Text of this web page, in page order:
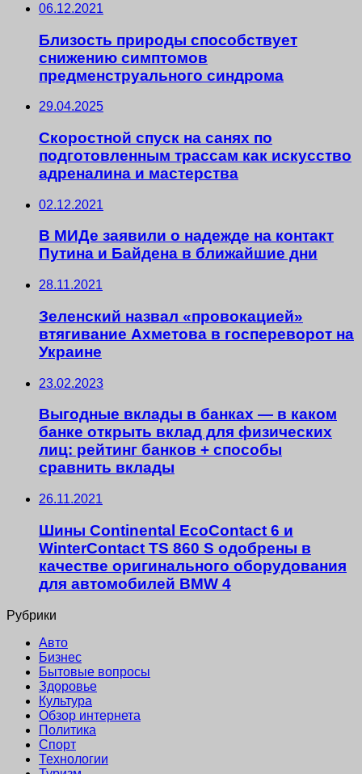
06.12.2021
Близость природы способствует
снижению симптомов
предменструального синдрома
29.04.2025
Скоростной спуск на санях по
подготовленным трассам как искусство
адреналина и мастерства
02.12.2021
В МИДе заявили о надежде на контакт
Путина и Байдена в ближайшие дни
28.11.2021
Зеленский назвал «провокацией»
втягивание Ахметова в госпереворот на
Украине
23.02.2023
Выгодные вклады в банках — в каком
банке открыть вклад для физических
лиц: рейтинг банков + способы
сравнить вклады
26.11.2021
Шины Continental EcoContact 6 и
WinterContact TS 860 S одобрены в
качестве оригинального оборудования
для автомобилей BMW 4
Рубрики
Авто
Бизнес
Бытовые вопросы
Здоровье
Культура
Обзор интернета
Политика
Спорт
Технологии